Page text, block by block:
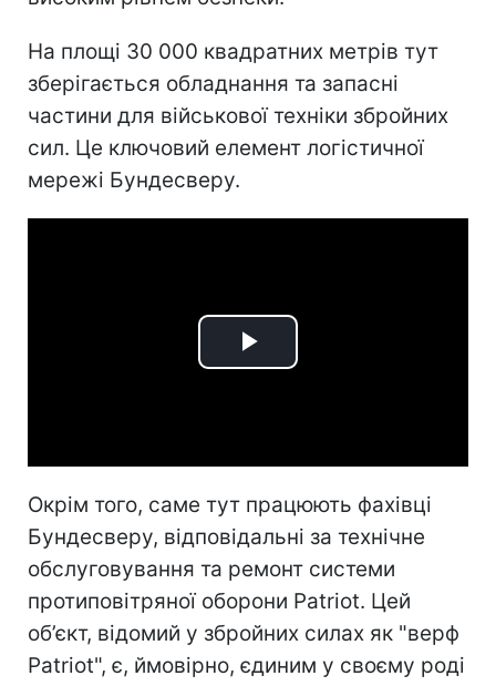
На площі 30 000 квадратних метрів тут
зберігається обладнання та запасні
частини для військової техніки збройних
сил. Це ключовий елемент логістичної
мережі Бундесверу.
Play
Окрім того, саме тут працюють фахівці
Бундесверу, відповідальні за технічне
обслуговування та ремонт системи
протиповітряної оборони Patriot. Цей
об’єкт, відомий у збройних силах як "верф
Patriot", є, ймовірно, єдиним у своєму роді